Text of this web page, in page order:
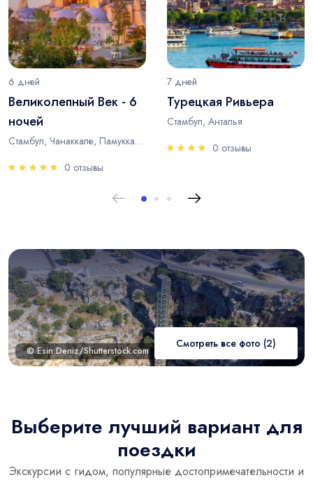
6 дней
Великолепный Век - 6
ночей
Стамбул, Чанаккале, Памуккале, Анталья
0 отзывы
7 дней
Турецкая Ривьера
Стамбул, Анталья
0 отзывы
© Esin Deniz/Shutterstock.com
Смотреть все фото (2)
Выберите лучший вариант для
поездки
Экскурсии с гидом, популярные достопримечательности и